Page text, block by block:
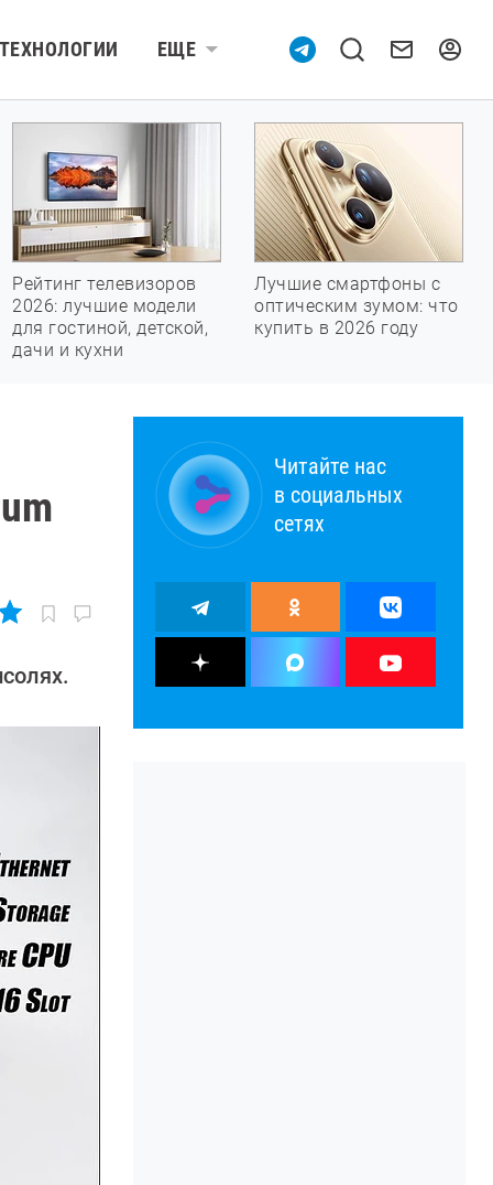
ТЕХНОЛОГИИ ЕЩЕ
Рейтинг телевизоров
2026: лучшие модели
для гостиной, детской,
дачи и кухни
Лучшие смартфоны с
оптическим зумом: что
купить в 2026 году
Читайте нас
в социальных
сетях